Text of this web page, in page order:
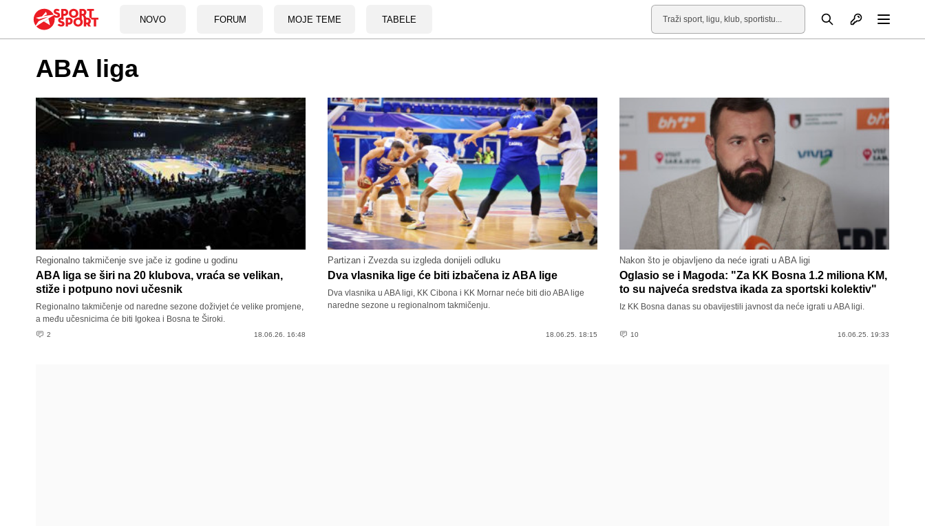
NOVO FORUM MOJE TEME TABELE
Pretraga Otvori profil
ABA liga
Regionalno takmičenje sve jače iz godine u godinu
ABA liga se širi na 20 klubova, vraća se velikan,
stiže i potpuno novi učesnik
Regionalno takmičenje od naredne sezone doživjet će velike promjene,
a među učesnicima će biti Igokea i Bosna te Široki.
2 18.06.26. 16:48
Partizan i Zvezda su izgleda donijeli odluku
Dva vlasnika lige će biti izbačena iz ABA lige
Dva vlasnika u ABA ligi, KK Cibona i KK Mornar neće biti dio ABA lige
naredne sezone u regionalnom takmičenju.
18.06.25. 18:15
Nakon što je objavljeno da neće igrati u ABA ligi
Oglasio se i Magoda: "Za KK Bosna 1.2 miliona KM,
to su najveća sredstva ikada za sportski kolektiv"
Iz KK Bosna danas su obavijestili javnost da neće igrati u ABA ligi.
10 16.06.25. 19:33